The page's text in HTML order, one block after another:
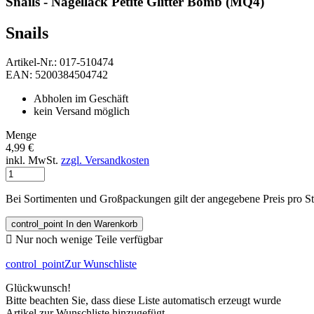
Snails
Artikel-Nr.: 017-510474
EAN: 5200384504742
Abholen im Geschäft
kein Versand möglich
Menge
4,99 €
inkl. MwSt. zzgl. Versandkosten
Bei Sortimenten und Großpackungen gilt der angegebene Preis pro
control_point In den Warenkorb
 Nur noch wenige Teile verfügbar
control_pointZur Wunschliste
Glückwunsch!
Bitte beachten Sie, dass diese Liste automatisch erzeugt wurde